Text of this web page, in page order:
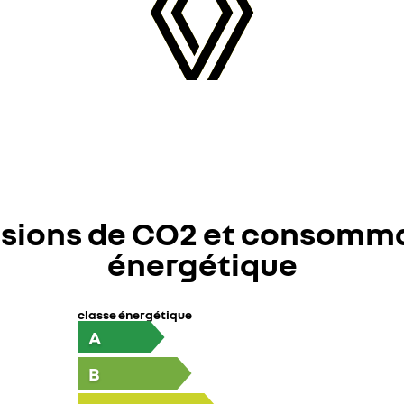
de CO2 et
énergétique
classe énergétique
A
B